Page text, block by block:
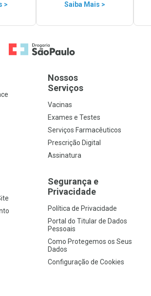
> Saiba Mais >
Ir para a Home
Nossos
Serviços
Vacinas
Exames e Testes
Serviços Farmacêuticos
Prescrição Digital
Assinatura
Segurança e
Privacidade
Política de Privacidade
Portal do Titular de Dados
Pessoais
Como Protegemos os Seus
Dados
Configuração de Cookies